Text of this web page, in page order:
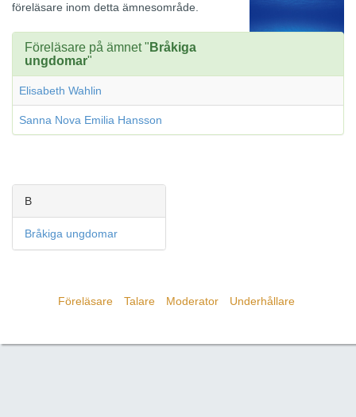
föreläsare inom detta ämnesområde.
Föreläsare på ämnet " Bråkiga
ungdomar"
Elisabeth Wahlin
Sanna Nova Emilia Hansson
B
Bråkiga ungdomar
Föreläsare Talare Moderator Underhållare